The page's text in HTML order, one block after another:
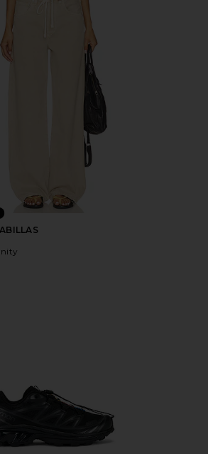
PANTALÓN CON TRABILLAS BRYNN
SNEAKERS DE SENDERISMO XT-6